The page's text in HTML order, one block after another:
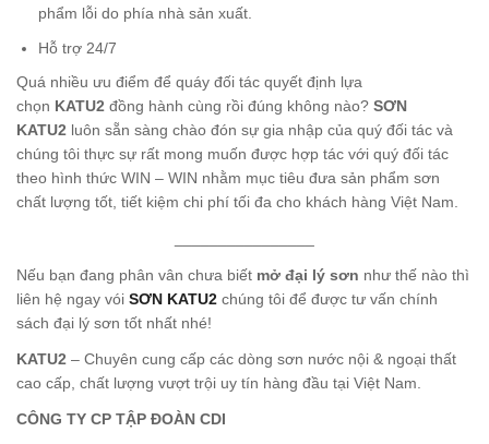
phẩm lỗi do phía nhà sản xuất.
Hỗ trợ 24/7
Quá nhiều ưu điểm để quáy đối tác quyết định lựa
chọn KATU2 đồng hành cùng rồi đúng không nào? SƠN
KATU2 luôn sẵn sàng chào đón sự gia nhập của quý đối tác và
chúng tôi thực sự rất mong muốn được hợp tác với quý đối tác
theo hình thức WIN – WIN nhằm mục tiêu đưa sản phẩm sơn
chất lượng tốt, tiết kiệm chi phí tối đa cho khách hàng Việt Nam.
Nếu bạn đang phân vân chưa biết mở đại lý sơn như thế nào thì
liên hệ ngay vói SƠN KATU2 chúng tôi để được tư vấn chính
sách đại lý sơn tốt nhất nhé!
KATU2 – Chuyên cung cấp các dòng sơn nước nội & ngoại thất
cao cấp, chất lượng vượt trội uy tín hàng đầu tại Việt Nam.
CÔNG TY CP TẬP ĐOÀN CDI